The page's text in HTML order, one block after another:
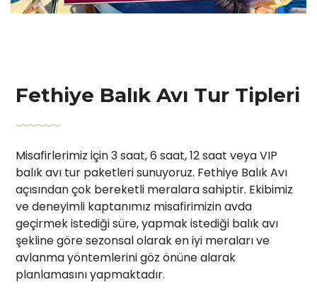
Fethiye Balık Avı Tur Tipleri
Misafirlerimiz için 3 saat, 6 saat, 12 saat veya VIP
balık avı tur paketleri sunuyoruz. Fethiye Balık Avı
açısından çok bereketli meralara sahiptir. Ekibimiz
ve deneyimli kaptanımız misafirimizin avda
geçirmek istediği süre, yapmak istediği balık avı
şekline göre sezonsal olarak en iyi meraları ve
avlanma yöntemlerini göz önüne alarak
planlamasını yapmaktadır.